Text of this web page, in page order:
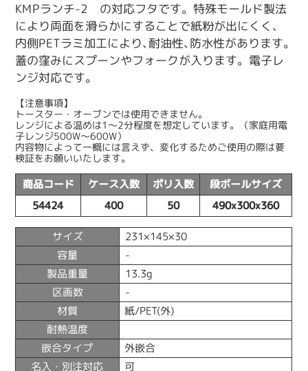
KMPランチ-2 の対応フタです。特殊モールド製法
により両面を滑らかにすることで紙粉が出にくく、
内側PETラミ加工により､耐油性､防水性があります｡
蓋の窪みにスプーンやフォークが入ります。電子レ
ンジ対応です。
【注意事項】
トースター・オーブンでは使用できません。
レンジによる温めは1〜2分程度を想定しています。（家庭用電
子レンジ500W〜600W）
内容物によって一概には言えず、変化するためご使用の際は要
検証をお願いいたします。
商品コード ケース入数 ポリ入数 段ボールサイズ
54424 400 50 490x300x360
サイズ 231×145×30
容量 -
製品重量 13.3g
区画数 -
材質 紙/PET(外)
耐熱温度
嵌合タイプ 外嵌合
名入・別注対応 可